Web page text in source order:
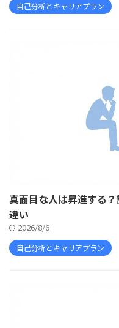
自己分析とキャリアプラン
真面目な人は昇進する
違い
2026/8/6
自己分析とキャリアプラン